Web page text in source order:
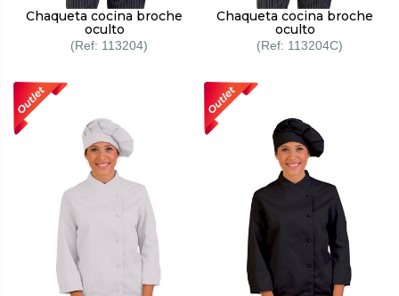
Chaqueta cocina broche
oculto
113204
Chaqueta cocina broche
oculto
113204C